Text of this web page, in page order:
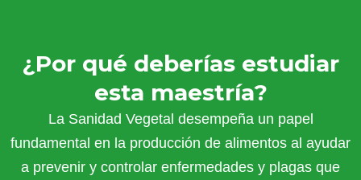
¿Por qué deberías estudiar
esta maestría?
La Sanidad Vegetal desempeña un papel
fundamental en la producción de alimentos al ayudar
a prevenir y controlar enfermedades y plagas que